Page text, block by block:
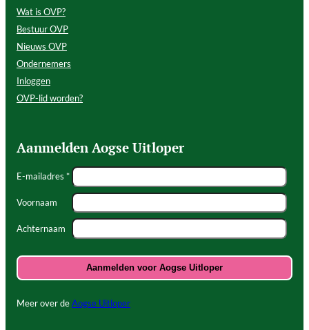
Wat is OVP?
Bestuur OVP
Nieuws OVP
Ondernemers
Inloggen
OVP-lid worden?
Aanmelden Aogse Uitloper
E-mailadres *
Voornaam
Achternaam
Meer over deAogse Uitloper